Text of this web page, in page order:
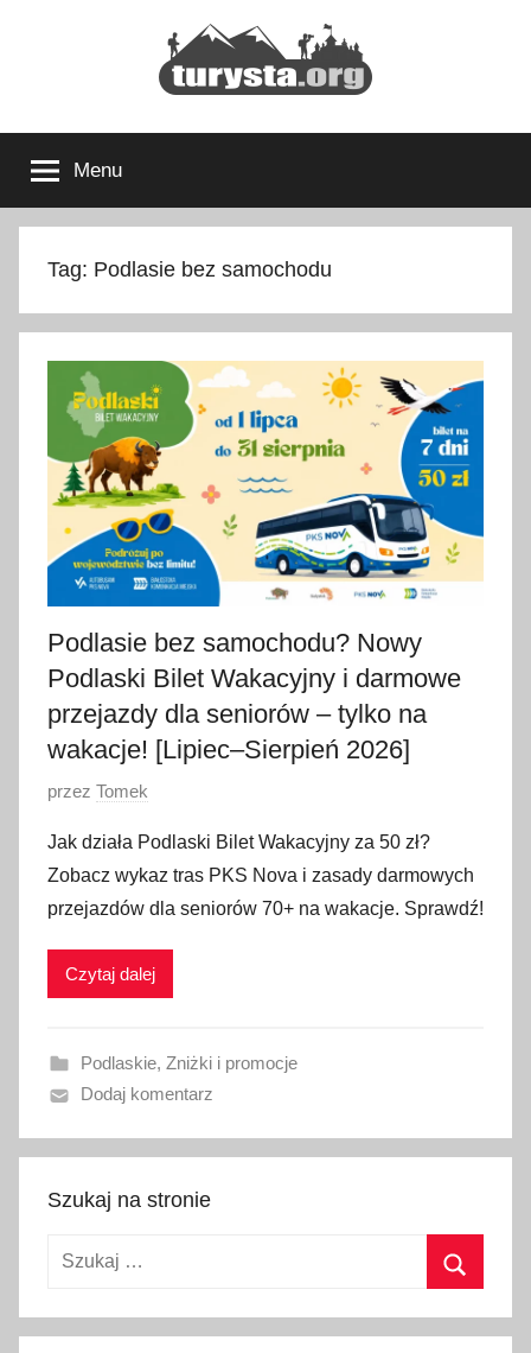
Turysta.org
podróżniczy
i
portal
turystyczny
Menu
Tag: Podlasie bez samochodu
Podlasie bez samochodu? Nowy
Podlaski Bilet Wakacyjny i darmowe
przejazdy dla seniorów – tylko na
wakacje! [Lipiec–Sierpień 2026]
O
u
b
l
i
a
n
1
l
a
przez Tomek
Jak działa Podlaski Bilet Wakacyjny za 50 zł?
Zobacz wykaz tras PKS Nova i zasady darmowych
przejazdów dla seniorów 70+ na wakacje. Sprawdź!
Czytaj dalej
Podlaskie, Zniżki i promocje
Dodaj komentarz
Szukaj na stronie
Szukaj: